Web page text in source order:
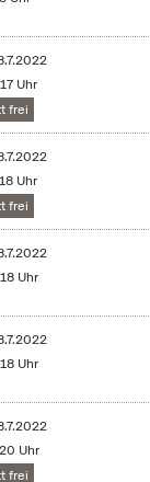
Uhr
frei
Uhr
frei
Uhr
Uhr
Uhr
frei